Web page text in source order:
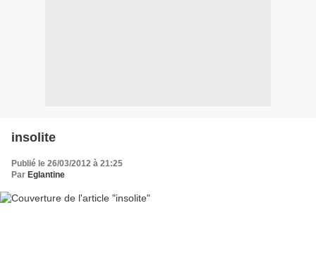
insolite
Publié le 26/03/2012 à 21:25
Par Eglantine